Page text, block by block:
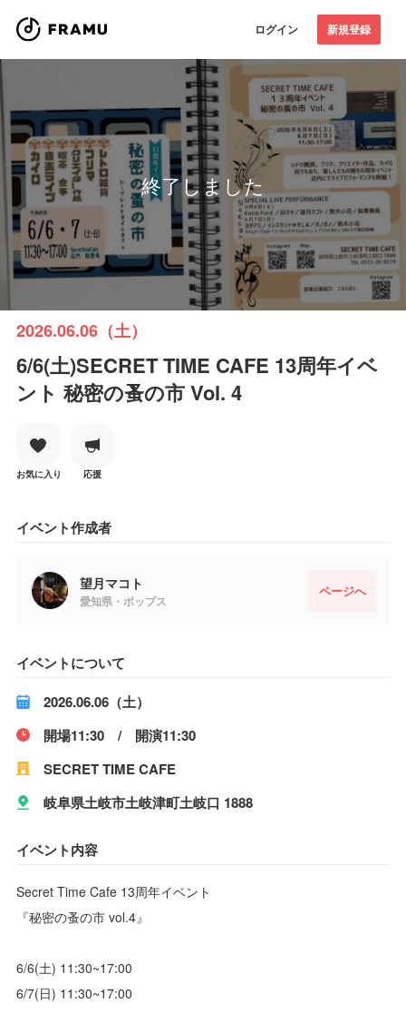
ログイン 新規登録
終了しました
2026.06.06（土）
6/6(土)SECRET TIME CAFE 13周年イベ
ント 秘密の蚤の市 Vol. 4
お気に入り 応援
イベント作成者
望月マコト
愛知県・ポップス
ページへ
イベントについて
2026.06.06（土）
開場11:30 / 開演11:30
SECRET TIME CAFE
岐阜県土岐市土岐津町土岐口 1888
イベント内容
Secret Time Cafe 13周年イベント
『秘密の蚤の市 vol.4』
6/6(土) 11:30~17:00
6/7(日) 11:30~17:00